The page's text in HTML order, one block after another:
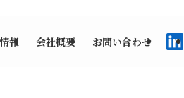
報 会社概要 お問い合わせ